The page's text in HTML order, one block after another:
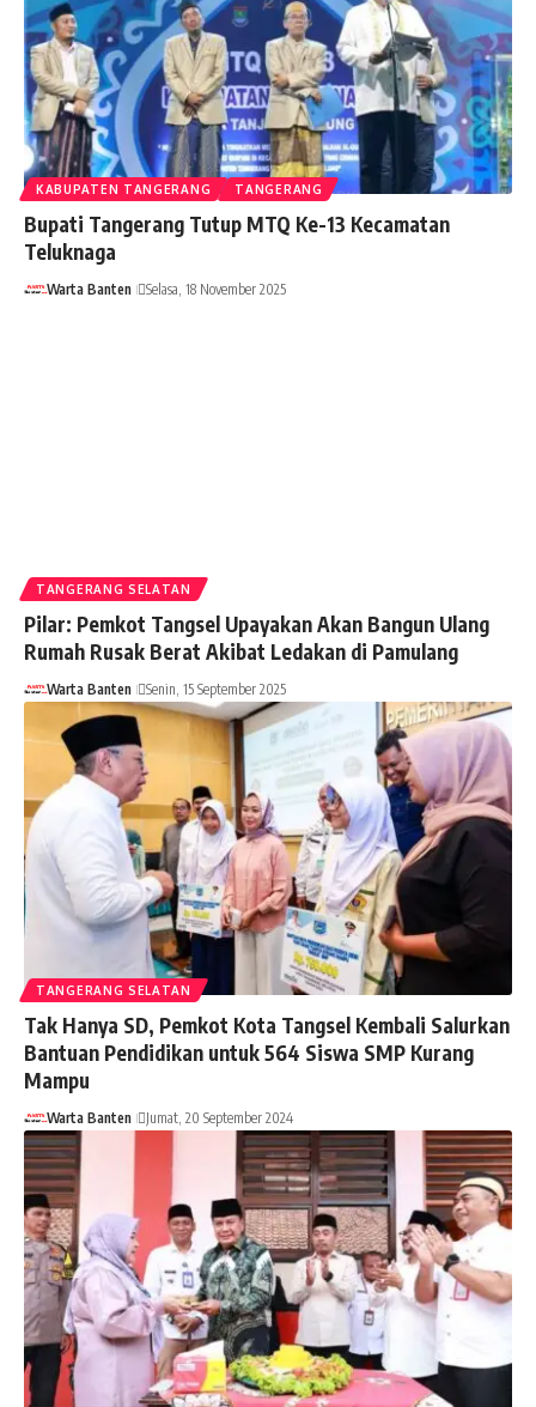
KABUPATEN TANGERANG TANGERANG
Bupati Tangerang Tutup MTQ Ke-13 Kecamatan
Teluknaga
Warta Banten Selasa, 18 November 2025
TANGERANG SELATAN
Pilar: Pemkot Tangsel Upayakan Akan Bangun Ulang
Rumah Rusak Berat Akibat Ledakan di Pamulang
Warta Banten Senin, 15 September 2025
TANGERANG SELATAN
Tak Hanya SD, Pemkot Kota Tangsel Kembali Salurkan
Bantuan Pendidikan untuk 564 Siswa SMP Kurang
Mampu
Warta Banten Jumat, 20 September 2024